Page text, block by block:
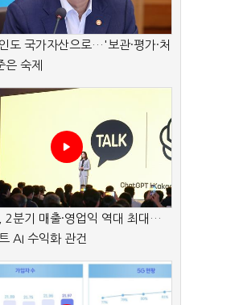
도 국가자산으로…'보관·평가·처
은 숙제
2분기 매출·영업익 역대 최대…
AI 수익화 관건